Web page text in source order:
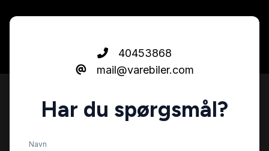
40453868
mail@varebiler.com
Har du spørgsmål?
Navn